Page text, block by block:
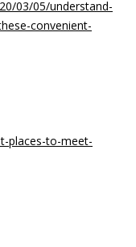
03/05/understand-
convenient-
places-to-meet-